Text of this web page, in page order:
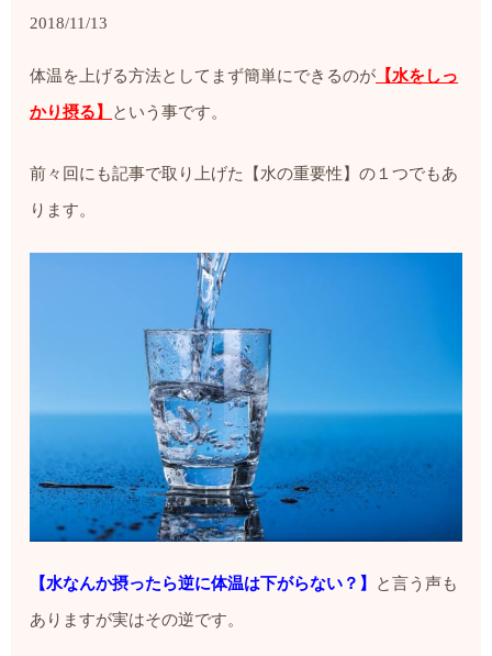
2018/11/13
体温を上げる方法としてまず簡単にできるのが 【水をしっ
かり摂る】 という事です。
前々回にも記事で取り上げた【水の重要性】の１つでもあ
ります。
【水なんか摂ったら逆に体温は下がらない？】 と言う声も
ありますが実はその逆です。